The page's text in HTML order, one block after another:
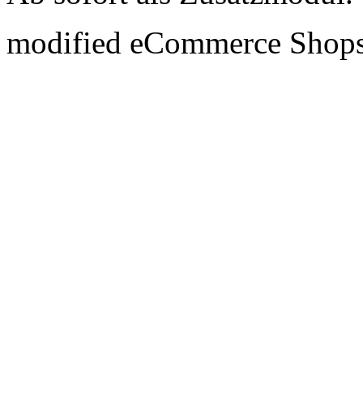
modified eCommerce